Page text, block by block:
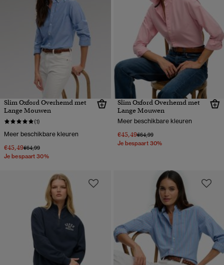
Slim Oxford Overhemd met
Lange Mouwen
(1)
Meer beschikbare kleuren
€45,49Prijs verlaagd van
€64,99naar
Je bespaart 30%
Slim Oxford Overhemd met
Lange Mouwen
Meer beschikbare kleuren
€45,49Prijs verlaagd van
€64,99naar
Je bespaart 30%